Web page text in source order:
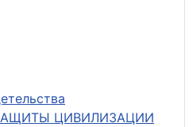
ЦИВИЛИЗАЦИИ